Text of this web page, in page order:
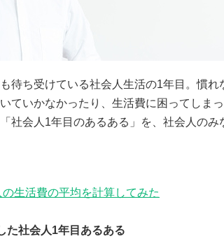
待ち受けている社会人生活の1年目。慣れ
ていかなかったり、生活費に困ってしま
社会人1年目のあるある」を、社会人のみ
生活費の平均を計算してみた
社会人1年目あるある